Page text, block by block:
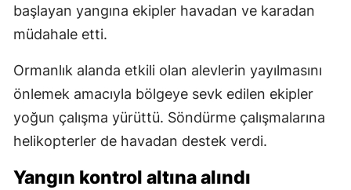
başlayan yangına ekipler havadan ve karadan
müdahale etti.
Ormanlık alanda etkili olan alevlerin yayılmasını
önlemek amacıyla bölgeye sevk edilen ekipler
yoğun çalışma yürüttü. Söndürme çalışmalarına
helikopterler de havadan destek verdi.
Yangın kontrol altına alındı